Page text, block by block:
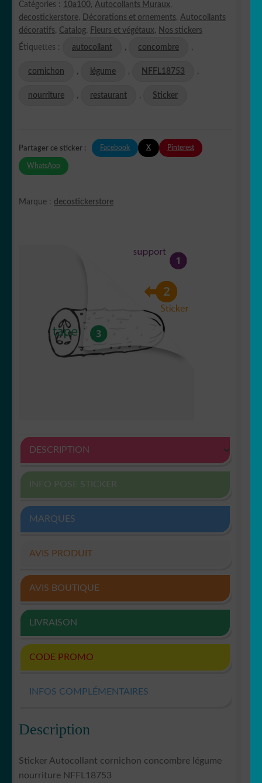
Catégories : 10a100, Autocollants Muraux,
decostickerstore, Décorations et ornements, Autocollants
décoratifs, Catalog, Fleurs et végétaux, Nos stickers
Étiquettes : autocollant , concombre ,
cornichon , légume , NFFL18753 ,
nourriture , restaurant , Sticker
Partager ce sticker : Facebook X Pinterest
WhatsApp
Marque : decostickerstore
DESCRIPTION
INFO POSE STICKER
MARQUES
AVIS PRODUIT
AVIS BOUTIQUE
LIVRAISON
CODE PROMO
INFOS COMPLÉMENTAIRES
Description
Sticker Autocollant cornichon concombre légume
nourriture NFFL18753